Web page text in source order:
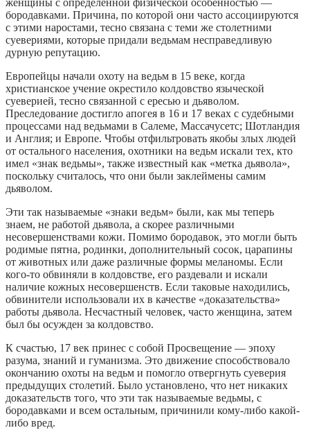
женщины с определённой физической особенностью —
бородавками. Причина, по которой они часто ассоциируются
с этими наростами, тесно связана с теми же столетними
суевериями, которые придали ведьмам несправедливую
дурную репутацию.
Европейцы начали охоту на ведьм в 15 веке, когда
христианское учение окрестило колдовство языческой
суеверией, тесно связанной с ересью и дьяволом.
Преследование достигло апогея в 16 и 17 веках с судебными
процессами над ведьмами в Салеме, Массачусетс; Шотландия
и Англия; и Европе. Чтобы отфильтровать якобы злых людей
от остального населения, охотники на ведьм искали тех, кто
имел «знак ведьмы», также известный как «метка дьявола»,
поскольку считалось, что они были заклеймены самим
дьяволом.
Эти так называемые «знаки ведьм» были, как мы теперь
знаем, не работой дьявола, а скорее различными
несовершенствами кожи. Помимо бородавок, это могли быть
родимые пятна, родинки, дополнительный сосок, царапины
от животных или даже различные формы меланомы. Если
кого-то обвиняли в колдовстве, его раздевали и искали
наличие кожных несовершенств. Если таковые находились,
обвинители использовали их в качестве «доказательства»
работы дьявола. Несчастный человек, часто женщина, затем
был бы осужден за колдовство.
К счастью, 17 век принес с собой Просвещение — эпоху
разума, знаний и гуманизма. Это движение способствовало
окончанию охоты на ведьм и помогло отвергнуть суеверия
предыдущих столетий. Было установлено, что нет никаких
доказательств того, что эти так называемые ведьмы, с
бородавками и всем остальным, причинили кому-либо какой-
либо вред.